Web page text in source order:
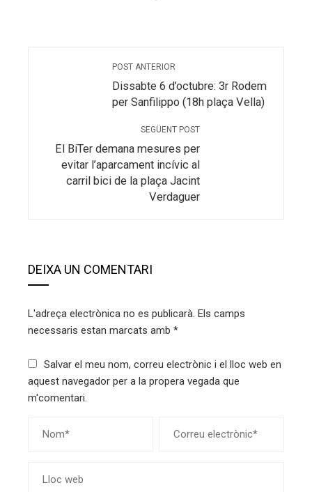
POST ANTERIOR
Dissabte 6 d’octubre: 3r Rodem
per Sanfilippo (18h plaça Vella)
SEGÜENT POST
El BiTer demana mesures per
evitar l’aparcament incívic al
carril bici de la plaça Jacint
Verdaguer
DEIXA UN COMENTARI
L'adreça electrònica no es publicarà. Els camps
necessaris estan marcats amb *
Salvar el meu nom, correu electrònic i el lloc web en
aquest navegador per a la propera vegada que
m'comentari.